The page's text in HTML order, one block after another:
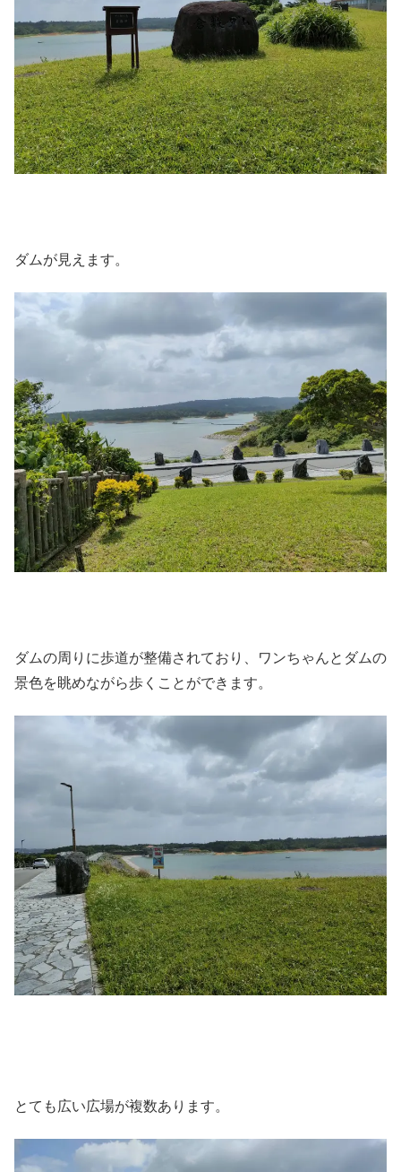
ダムが見えます。
ダムの周りに歩道が整備されており、ワンちゃんとダムの
景色を眺めながら歩くことができます。
とても広い広場が複数あります。